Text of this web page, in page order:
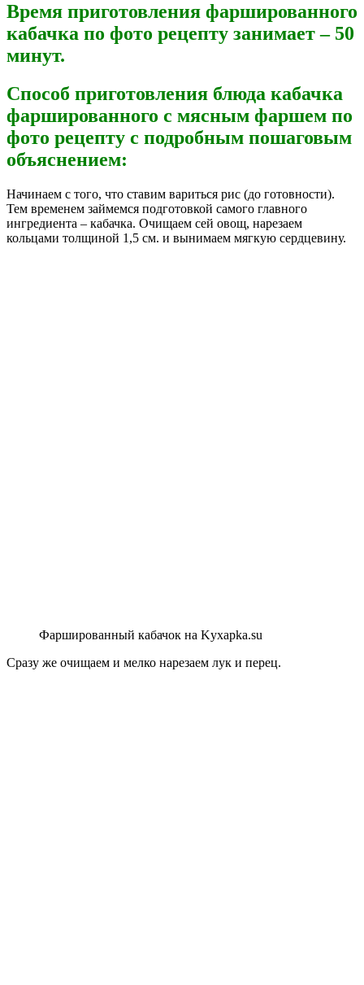
Время приготовления фаршированного
кабачка по фото рецепту занимает – 50
минут.
Способ приготовления блюда кабачка
фаршированного с мясным фаршем по
фото рецепту с подробным пошаговым
объяснением:
Начинаем с того, что ставим вариться рис (до готовности).
Тем временем займемся подготовкой самого главного
ингредиента – кабачка. Очищаем сей овощ, нарезаем
кольцами толщиной 1,5 см. и вынимаем мягкую сердцевину.
Фаршированный кабачок на Kyxapka.su
Сразу же очищаем и мелко нарезаем лук и перец.